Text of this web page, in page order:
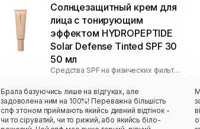
Солнцезащитный крем для
лица с тонирующим
эффектом HYDROPEPTIDE
Solar Defense Tinted SPF 30
50 мл
Средства SPF на физических фильтрах
Брала базуючись лише на відгуках, але
задоволена ним на 100%! Переважна більшість
спф з тоном приймають якийсь дивний відтінок -
чи то сіруватий, чи то рижий, або якийсь біло-